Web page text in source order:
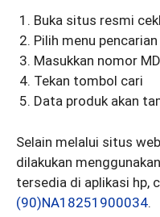
Buka situs resmi
Pilih menu
Masukkan nomor
Tekan tombol cari
Data produk akan
Selain melalui situs
dilakukan
tersedia di aplikasi hp,
(90)NA18251900034.